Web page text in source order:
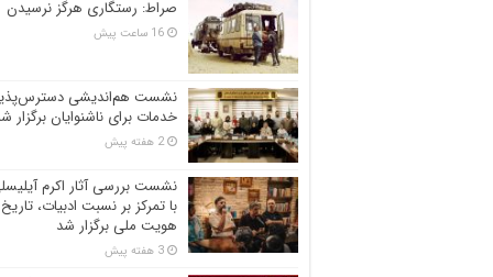
صراط: رستگاری هرگز نرسیدن
16 ساعت پیش
نشست هم‌اندیشی
خدمات برای ناشنوایان برگزار
2 هفته پیش
نشست بررسی آثار اکرم
با تمرکز بر نسبت ادبیات،
هویت ملی برگزار شد
3 هفته پیش